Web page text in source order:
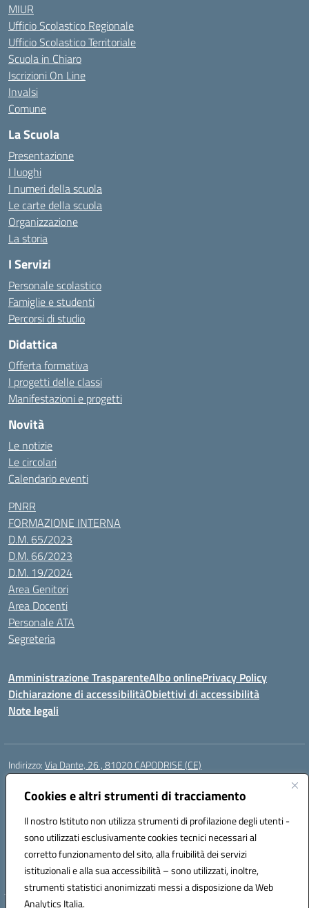
Cookies e altri strumenti di tracciamento
Il nostro Istituto non utilizza strumenti di profilazione degli utenti -
sono utilizzati esclusivamente cookies tecnici necessari al
corretto funzionamento del sito, alla fruibilità dei servizi
istituzionali e alla sua accessibilità – sono utilizzati, inoltre,
strumenti statistici anonimizzati messi a disposizione da Web
Analytics Italia.
MIUR
Ufficio Scolastico Regionale
Ufficio Scolastico Territoriale
Scuola in Chiaro
Iscrizioni On Line
Invalsi
Comune
La Scuola
Presentazione
I luoghi
I numeri della scuola
Le carte della scuola
Organizzazione
La storia
I Servizi
Personale scolastico
Famiglie e studenti
Percorsi di studio
Didattica
Offerta formativa
I progetti delle classi
Manifestazioni e progetti
Novità
Le notizie
Le circolari
Calendario eventi
PNRR
FORMAZIONE INTERNA
D.M. 65/2023
D.M. 66/2023
D.M. 19/2024
Area Genitori
Area Docenti
Personale ATA
Segreteria
Amministrazione TrasparenteAlbo onlinePrivacy Policy
Dichiarazione di accessibilitàObiettivi di accessibilità
Note legali
Indirizzo:Via Dante, 26 , 81020 CAPODRISE (CE)
Centralino:
Posta elettronica certificata (PEC):CEIC83000V@pec.istruzione.it
Codice fiscale: 80103200616
Codice meccanografico:CEIC83000V
Codice Indice delle Pubbliche Amministrazioni (IPA): istsc_ceic83000v
Codice unico di fatturazione (CUF): UFO76N